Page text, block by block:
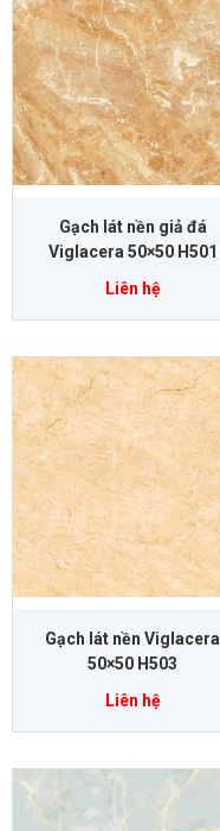
Gạch lát nền giả đá
Viglacera 50×50 H501
Liên hệ
Gạch lát nền Viglacera
50×50 H503
Liên hệ